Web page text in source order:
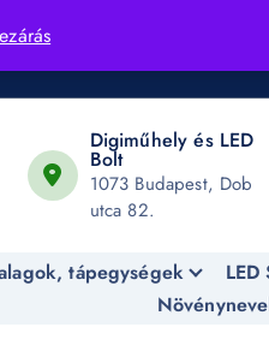
Digiműhely és LED
Bolt
1073 Budapest, Dob
utca 82.
tápegységek
LED